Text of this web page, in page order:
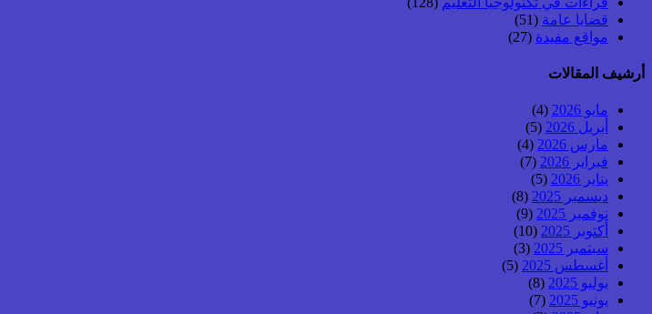
قضايا عامة (51)
مواقع مفيدة (27)
أرشيف المقالات
مايو 2026
(4)
أبريل 2026
(5)
مارس 2026
(4)
فبراير 2026
(7)
يناير 2026
(5)
ديسمبر 2025
(8)
نوفمبر 2025
(9)
أكتوبر 2025
(10)
سبتمبر 2025
(3)
أغسطس 2025
(5)
يوليو 2025
(8)
يونيو 2025
(7)